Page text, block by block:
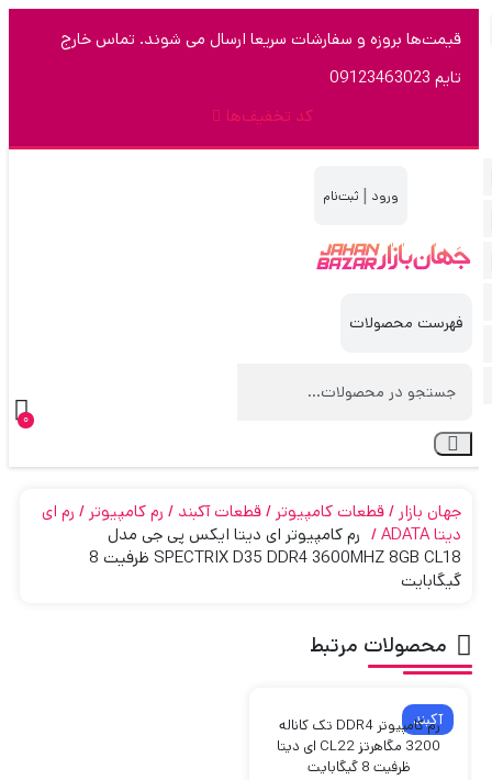
قیمت‌ها بروزه و سفارشات سریعا ارسال می شوند. تماس خارج
تایم 09123463023
کد تخفیف‌ها
|
جهان بازار قطعات کامپیوتر قطعات آکبند رم کامپیوتر
رم ای
دیتا ADATA
رم کامپیوتر ای دیتا ایکس پی جی مدل
SPECTRIX D35 DDR4 3600MHZ 8GB CL18 ظرفیت 8
گیگابایت
محصولات مرتبط
آکبند
رم کامپیوتر DDR4 تک کاناله
3200 مگاهرتز CL22 ای دیتا
ظرفیت 8 گیگابایت